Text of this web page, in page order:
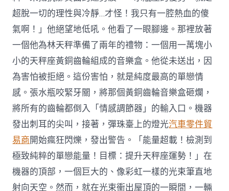
超脫一切的理性與冷靜…才怪！我只有一腔熱血的傻
氣啊！」他絕望地低吼。他看了一眼腳邊。那裡放著
一個他為林天秤準備了兩年的禮物：一個用一萬塊小
小的天秤座黃銅齒輪組成的音樂盒。他從未送出，因
為害怕被拒絕。這份害怕，就是純度最高的單戀情
感。張水瓶咬緊牙關，將那個黃銅齒輪音樂盒砸爛，
將所有的齒輪都倒入「情感調節器」的輸入口。機器
發出刺耳的尖叫，接著，彈珠臺上的燈光汽車零件貿
易商開始瘋狂閃爍，發出警告。「能量超載！檢測到
極致純粹的單戀能量！目標：提升天秤座運勢！」在
機器的頂部，一個巨大的、像彩虹一樣的光束筆直地
射向天空。然而，就在光束衝出屋頂的一瞬間，一輛